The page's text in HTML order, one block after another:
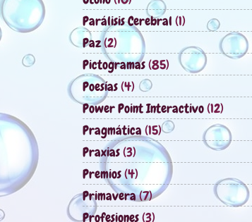
Parálisis Cerebral (1)
Paz(2)
Pictogramas(85)
Poesías(4)
Power Point Interactivo(12)
Pragmática (15)
Praxias(3)
Premios(4)
Primavera(7)
Profesiones(3)